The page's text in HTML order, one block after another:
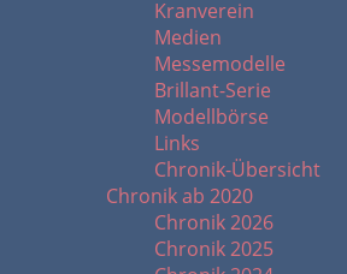
Kranverein
Medien
Messemodelle
Brillant-Serie
Modellbörse
Links
Chronik-Übersicht
Chronik ab 2020
Chronik 2026
Chronik 2025